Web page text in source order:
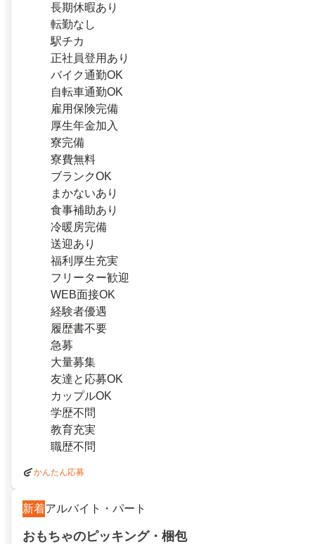
長期休暇あり
転勤なし
駅チカ
正社員登用あり
バイク通勤OK
自転車通勤OK
雇用保険完備
厚生年金加入
寮完備
寮費無料
ブランクOK
まかないあり
食事補助あり
冷暖房完備
送迎あり
福利厚生充実
フリーター歓迎
WEB面接OK
経験者優遇
履歴書不要
急募
大量募集
友達と応募OK
カップルOK
学歴不問
教育充実
職歴不問
かんたん応募
新着アルバイト・パート
おもちゃのピッキング・梱包